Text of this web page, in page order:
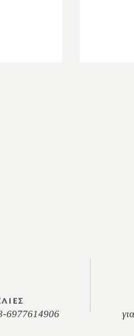
6977614906